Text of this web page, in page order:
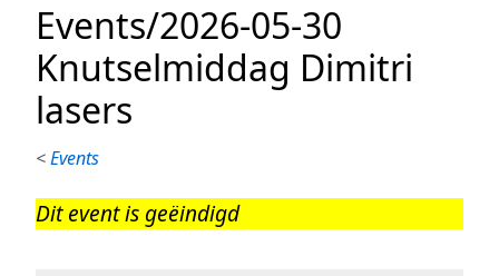
Events/2026-05-30
Knutselmiddag Dimitri
lasers
<Events
Dit event is geëindigd